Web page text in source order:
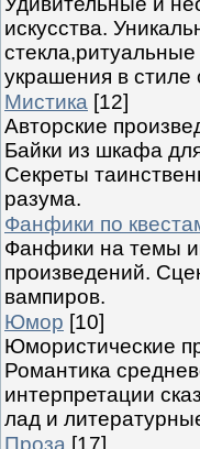
искусства.
украшения в стиле
Мистика [12]
Авторские
Байки из шкафа
Секреты
разума.
Фанфики по
Фанфики на темы
произведений.
вампиров.
Юмор [10]
Юмористические
Романтика
интерпретации
лад и
Проза [17]